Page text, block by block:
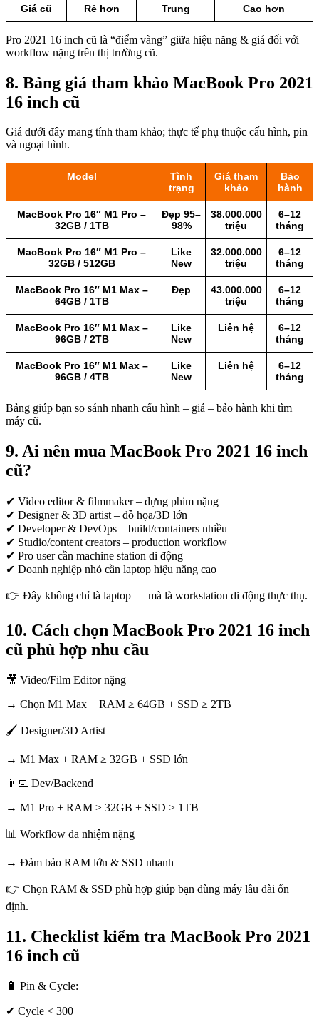
Giá cũ Rẻ hơn Trung Cao hơn
Pro 2021 16 inch cũ là “điểm vàng” giữa hiệu năng & giá đối với
workflow nặng trên thị trường cũ.
8. Bảng giá tham khảo MacBook Pro 2021
16 inch cũ
Giá dưới đây mang tính tham khảo; thực tế phụ thuộc cấu hình, pin
và ngoại hình.
Model
Tình
trạng
Giá tham
khảo
Bảo
hành
MacBook Pro 16″ M1 Pro –
32GB / 1TB
Đẹp 95–
98%
38.000.000
triệu
6–12
tháng
MacBook Pro 16″ M1 Pro –
32GB / 512GB
Like
New
32.000.000
triệu
6–12
tháng
MacBook Pro 16″ M1 Max –
64GB / 1TB
Đẹp
43.000.000
triệu
6–12
tháng
MacBook Pro 16″ M1 Max –
96GB / 2TB
Like
New
Liên hệ
6–12
tháng
MacBook Pro 16″ M1 Max –
96GB / 4TB
Like
New
Liên hệ
6–12
tháng
Bảng giúp bạn so sánh nhanh cấu hình – giá – bảo hành khi tìm
máy cũ.
9. Ai nên mua MacBook Pro 2021 16 inch
cũ?
✔ Video editor & filmmaker – dựng phim nặng
✔ Designer & 3D artist – đồ họa/3D lớn
✔ Developer & DevOps – build/containers nhiều
✔ Studio/content creators – production workflow
✔ Pro user cần machine station di động
✔ Doanh nghiệp nhỏ cần laptop hiệu năng cao
👉 Đây không chỉ là laptop — mà là workstation di động thực thụ.
10. Cách chọn MacBook Pro 2021 16 inch
cũ phù hợp nhu cầu
🎥 Video/Film Editor nặng
→ Chọn M1 Max + RAM ≥ 64GB + SSD ≥ 2TB
🖌 Designer/3D Artist
→ M1 Max + RAM ≥ 32GB + SSD lớn
👨‍💻 Dev/Backend
→ M1 Pro + RAM ≥ 32GB + SSD ≥ 1TB
📊 Workflow đa nhiệm nặng
→ Đảm bảo RAM lớn & SSD nhanh
👉 Chọn RAM & SSD phù hợp giúp bạn dùng máy lâu dài ổn
định.
11. Checklist kiểm tra MacBook Pro 2021
16 inch cũ
🔋 Pin & Cycle:
✔ Cycle < 300